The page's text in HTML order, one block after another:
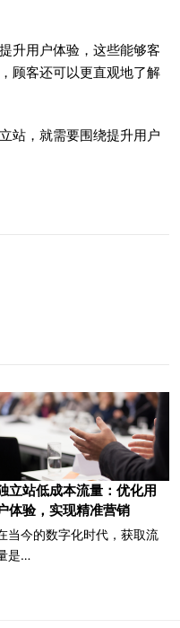
升用户体验，这些能够客
顾客还可以更直观地了解
站，就需要围绕提升用户
立站低成本流量：优化用
体验，实现精准营销
当今的数字化时代，获取流
是…